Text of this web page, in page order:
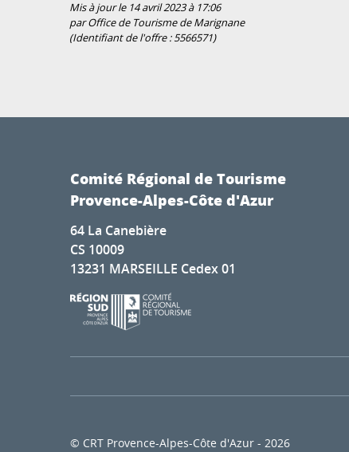
Mis à jour le 14 avril 2023 à 17:06
par Office de Tourisme de Marignane
(Identifiant de l'offre :5566571)
Comité Régional de Tourisme
Provence-Alpes-Côte d'Azur
64 La Canebière
CS 10009
13231 MARSEILLE Cedex 01
© CRT Provence-Alpes-Côte d'Azur - 2026